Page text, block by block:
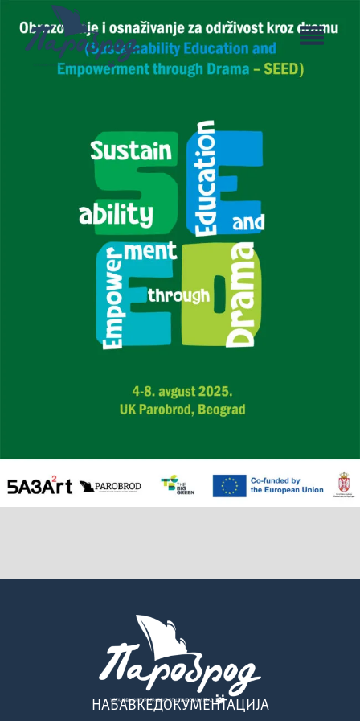
НАБАВКЕДОКУМЕНТАЦИЈА